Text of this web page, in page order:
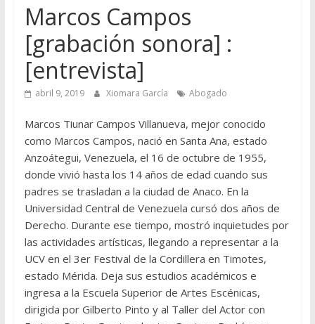
Marcos Campos
[grabación sonora] :
[entrevista]
abril 9, 2019 Xiomara García Abogado
Marcos Tiunar Campos Villanueva, mejor conocido
como Marcos Campos, nació en Santa Ana, estado
Anzoátegui, Venezuela, el 16 de octubre de 1955,
donde vivió hasta los 14 años de edad cuando sus
padres se trasladan a la ciudad de Anaco. En la
Universidad Central de Venezuela cursó dos años de
Derecho. Durante ese tiempo, mostró inquietudes por
las actividades artísticas, llegando a representar a la
UCV en el 3er Festival de la Cordillera en Timotes,
estado Mérida. Deja sus estudios académicos e
ingresa a la Escuela Superior de Artes Escénicas,
dirigida por Gilberto Pinto y al Taller del Actor con